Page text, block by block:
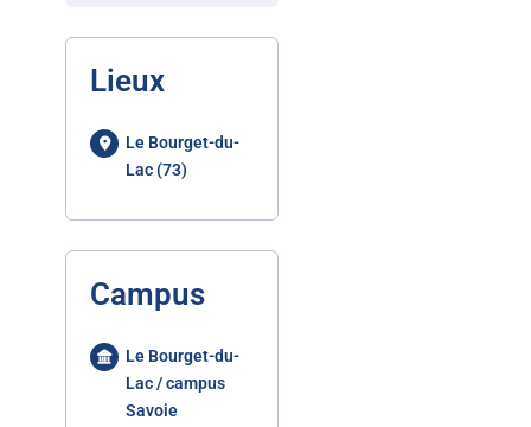
Lieux
Le Bourget-du-
Lac (73)
Campus
Le Bourget-du-
Lac / campus
Savoie